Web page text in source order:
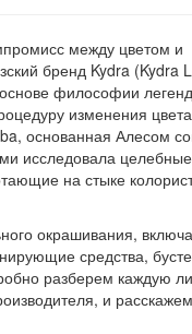
между цветом и
бренд Kydra (Kydra
философии
изменения
основанная Алесом
исследовала целебные
на стыке
окрашивания,
средства,
разберем каждую
и